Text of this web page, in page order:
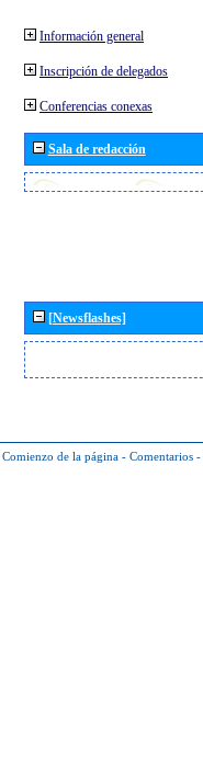
Información general
Inscripción de delegados
Conferencias conexas
Sala de redacción
[Newsflashes]
Comienzo de la página - Comentarios -